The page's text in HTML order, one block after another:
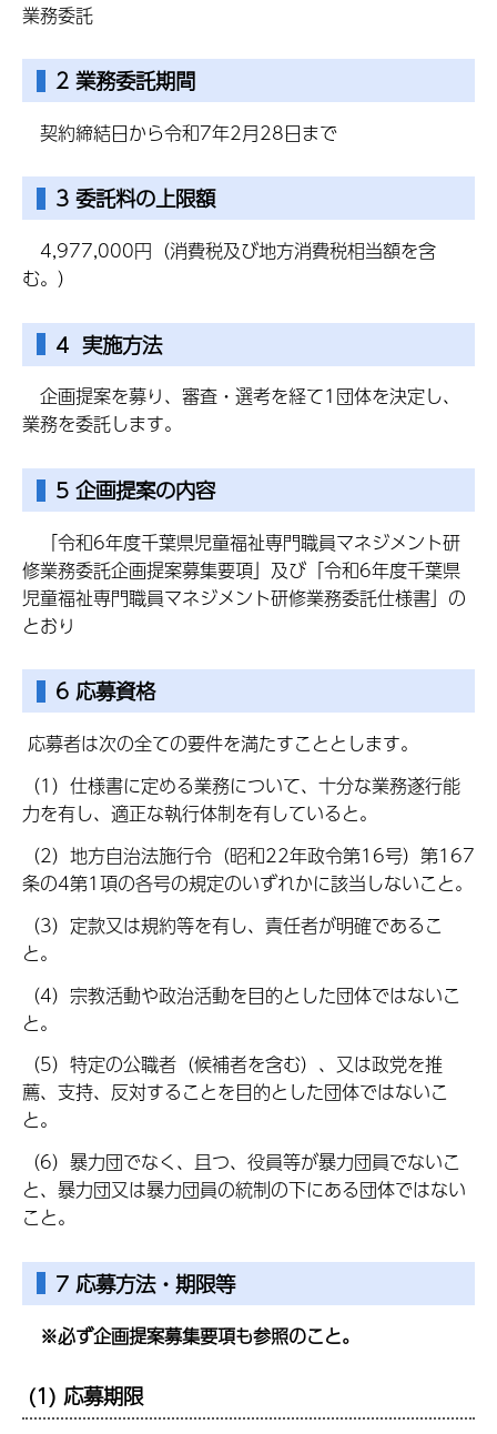
業務委託
2 業務委託期間
契約締結日から令和7年2月28日まで
3 委託料の上限額
4,977,000円（消費税及び地方消費税相当額を含
む。）
4 実施方法
企画提案を募り、審査・選考を経て1団体を決定し、
業務を委託します。
5 企画提案の内容
「令和6年度千葉県児童福祉専門職員マネジメント研
修業務委託企画提案募集要項」及び「令和6年度千葉県
児童福祉専門職員マネジメント研修業務委託仕様書」の
とおり
6 応募資格
応募者は次の全ての要件を満たすこととします。
（1）仕様書に定める業務について、十分な業務遂行能
力を有し、適正な執行体制を有していると。
（2）地方自治法施行令（昭和22年政令第16号）第167
条の4第1項の各号の規定のいずれかに該当しないこと。
（3）定款又は規約等を有し、責任者が明確であるこ
と。
（4）宗教活動や政治活動を目的とした団体ではないこ
と。
（5）特定の公職者（候補者を含む）、又は政党を推
薦、支持、反対することを目的とした団体ではないこ
と。
（6）暴力団でなく、且つ、役員等が暴力団員でないこ
と、暴力団又は暴力団員の統制の下にある団体ではない
こと。
7 応募方法・期限等
※必ず企画提案募集要項も参照のこと。
(1) 応募期限